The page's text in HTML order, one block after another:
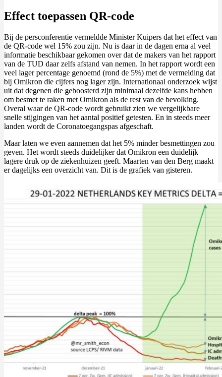
Effect toepassen QR-code
Bij de persconferentie vermeldde Minister Kuipers dat het effect van
de QR-code wel 15% zou zijn. Nu is daar in de dagen erna al veel
informatie beschikbaar gekomen over dat de makers van het rapport
van de TUD daar zelfs afstand van nemen. In het rapport wordt een
veel lager percentage genoemd (rond de 5%) met de vermelding dat
bij Omikron die cijfers nog lager zijn. Internationaal onderzoek wijst
uit dat degenen die geboosterd zijn minimaal dezelfde kans hebben
om besmet te raken met Omikron als de rest van de bevolking.
Overal waar de QR-code wordt gebruikt zien we vergelijkbare
snelle stijgingen van het aantal positief getesten. En in steeds meer
landen wordt de Coronatoegangspas afgeschaft.
Maar laten we even aannemen dat het 5% minder besmettingen zou
geven. Het wordt steeds duidelijker dat Omikron een duidelijk
lagere druk op de ziekenhuizen geeft. Maarten van den Berg maakt
er dagelijks een overzicht van. Dit is de grafiek van gisteren.